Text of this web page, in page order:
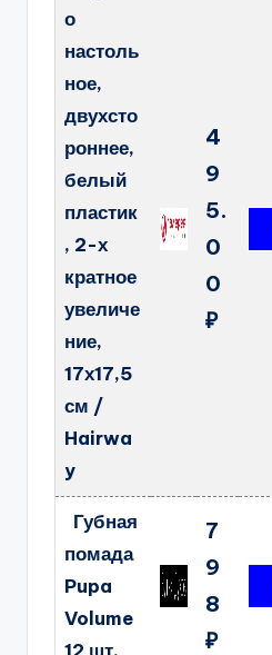
о
настоль
ное,
двухсто
роннее,
белый
пластик
, 2-х
кратное
увеличе
ние,
17х17,5
см /
Hairwa
y
4
9
5.
0
0
₽
Губная
помада
Pupa
Volume
7
9
8
₽